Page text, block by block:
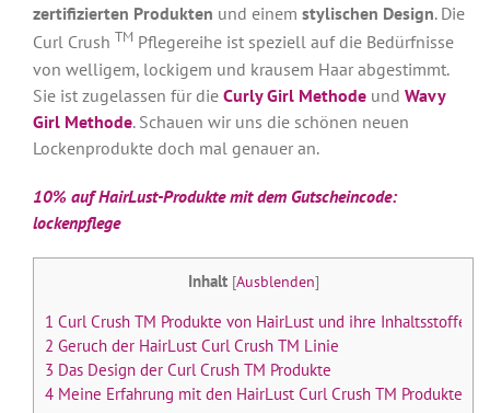
zertifizierten Produkten und einem stylischen Design. Die
Curl Crush TMPflegereihe ist speziell auf die Bedürfnisse
von welligem, lockigem und krausem Haar abgestimmt.
Sie ist zugelassen für die Curly Girl Methodeund Wavy
Girl Methode. Schauen wir uns die schönen neuen
Lockenprodukte doch mal genauer an.
10% auf HairLust-Produkte mit dem Gutscheincode:
lockenpflege
Inhalt [Ausblenden]
1 Curl Crush TM Produkte von HairLust und ihre Inhaltsstoffe
2 Geruch der HairLust Curl Crush TM Linie
3 Das Design der Curl Crush TM Produkte
4Meine Erfahrung mit den HairLust Curl Crush TM Produkten